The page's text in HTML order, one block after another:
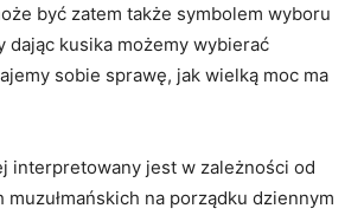
być zatem także symbolem wyboru
dając kusika możemy wybierać
sobie sprawę, jak wielką moc ma
interpretowany jest w zależności od
muzułmańskich na porządku dziennym